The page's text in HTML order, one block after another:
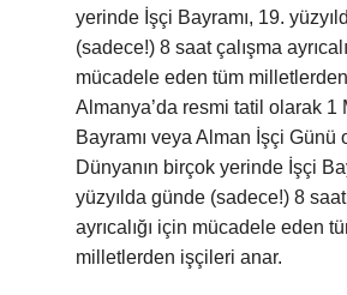
yerinde İşçi Bayramı, 19.
(sadece!) 8 saat çalışma
mücadele eden tüm
Almanya’da resmi tatil olarak 1
Bayramı veya Alman İşçi Günü
Dünyanın birçok yerinde İşçi
yüzyılda günde (sadece!) 8 saat
ayrıcalığı için mücadele eden
milletlerden işçileri anar.